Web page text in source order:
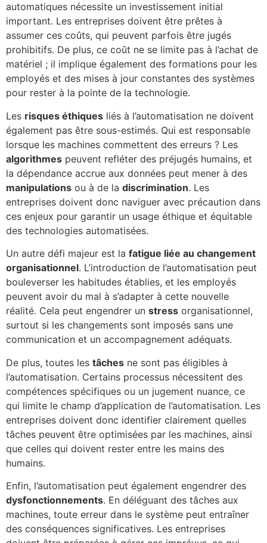
automatiques nécessite un investissement initial
important. Les entreprises doivent être prêtes à
assumer ces coûts, qui peuvent parfois être jugés
prohibitifs. De plus, ce coût ne se limite pas à l’achat de
matériel ; il implique également des formations pour les
employés et des mises à jour constantes des systèmes
pour rester à la pointe de la technologie.
Les risques éthiques liés à l’automatisation ne doivent
également pas être sous-estimés. Qui est responsable
lorsque les machines commettent des erreurs ? Les
algorithmes peuvent refléter des préjugés humains, et
la dépendance accrue aux données peut mener à des
manipulations ou à de la discrimination. Les
entreprises doivent donc naviguer avec précaution dans
ces enjeux pour garantir un usage éthique et équitable
des technologies automatisées.
Un autre défi majeur est la fatigue liée au changement
organisationnel. L’introduction de l’automatisation peut
bouleverser les habitudes établies, et les employés
peuvent avoir du mal à s’adapter à cette nouvelle
réalité. Cela peut engendrer un stress organisationnel,
surtout si les changements sont imposés sans une
communication et un accompagnement adéquats.
De plus, toutes les tâches ne sont pas éligibles à
l’automatisation. Certains processus nécessitent des
compétences spécifiques ou un jugement nuance, ce
qui limite le champ d’application de l’automatisation. Les
entreprises doivent donc identifier clairement quelles
tâches peuvent être optimisées par les machines, ainsi
que celles qui doivent rester entre les mains des
humains.
Enfin, l’automatisation peut également engendrer des
dysfonctionnements. En déléguant des tâches aux
machines, toute erreur dans le système peut entraîner
des conséquences significatives. Les entreprises